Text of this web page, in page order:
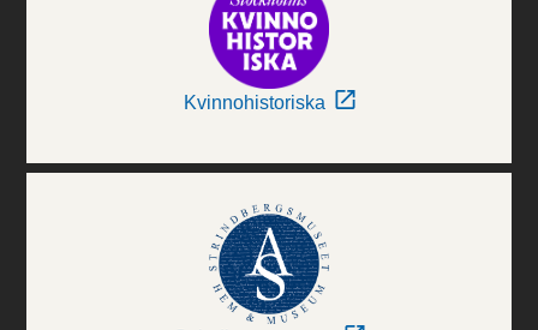
Kvinnohistoriska